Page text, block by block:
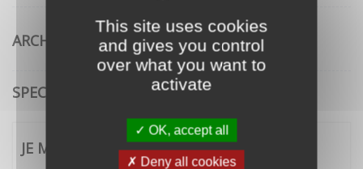
This site uses cookies
and gives you control
over what you want to
activate
OK, accept all
Deny all cookies
ARCHITECTURE
SPECTACLE VIVANT
JE ME CONNECTE